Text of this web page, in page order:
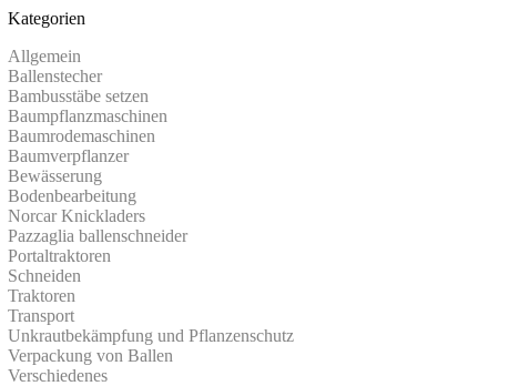
Kategorien
Allgemein
Ballenstecher
Bambusstäbe setzen
Baumpflanzmaschinen
Baumrodemaschinen
Baumverpflanzer
Bewässerung
Bodenbearbeitung
Norcar Knickladers
Pazzaglia ballenschneider
Portaltraktoren
Schneiden
Traktoren
Transport
Unkrautbekämpfung und Pflanzenschutz
Verpackung von Ballen
Verschiedenes